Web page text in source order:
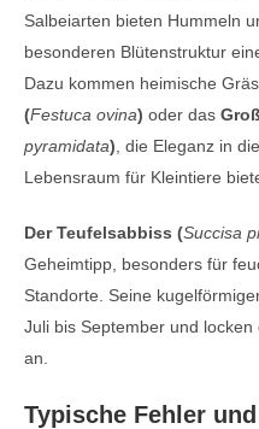
Salbeiarten bieten Hummeln
besonderen Blütenstruktur
Dazu kommen heimische
(Festuca ovina) oder das
pyramidata) , die Eleganz in
Lebensraum für Kleintiere
Der Teufelsabbiss (Succisa
Geheimtipp, besonders für
Standorte. Seine
Juli bis September und
an.
Typische Fehler